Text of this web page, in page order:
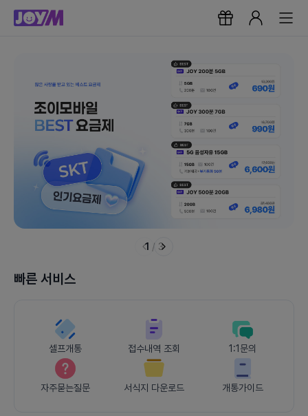
1 / 3
빠른 서비스
셀프개통 접수내역 조회 1:1문의
자주묻는질문 서식지 다운로드 개통가이드